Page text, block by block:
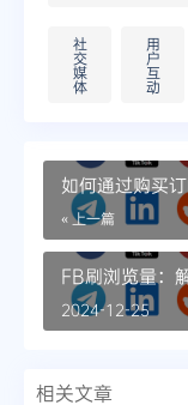
社
交
媒
体
用
户
互
动
如何通过购买
« 上一篇
FB刷浏览量：
2024-12-25
相关文章